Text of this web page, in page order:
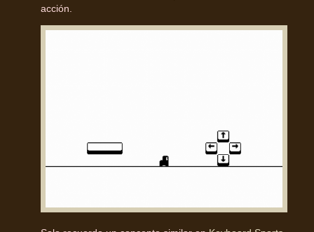
acción.